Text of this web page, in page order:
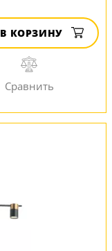
В КОРЗИНУ